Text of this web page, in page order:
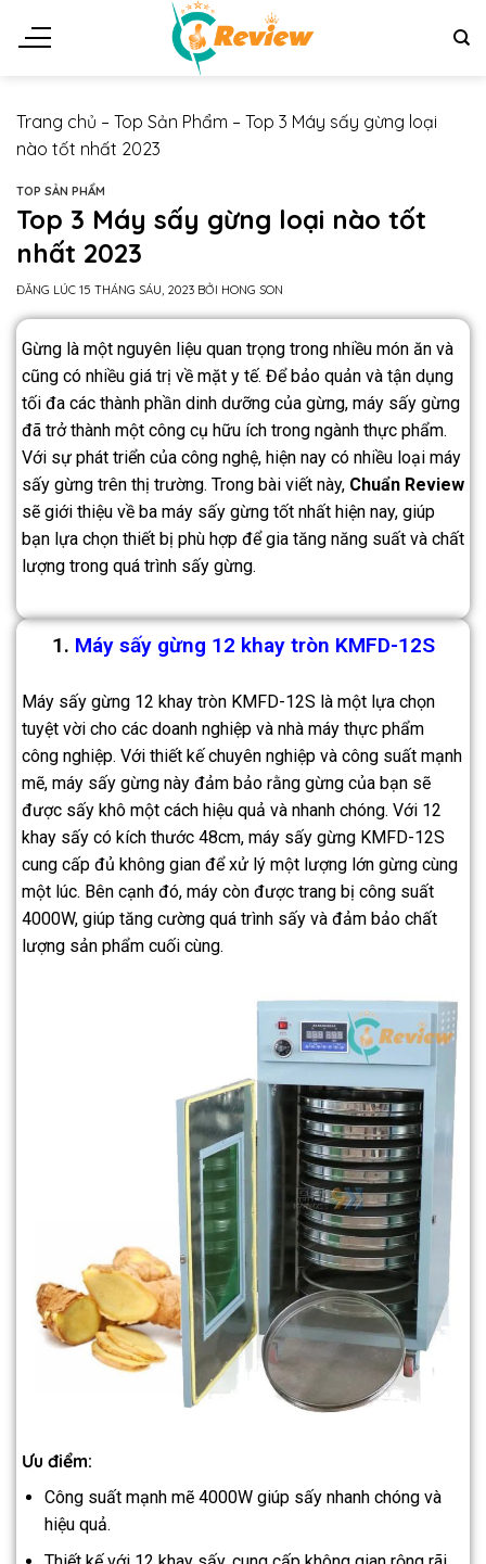
Trang chủ – Top Sản Phẩm – Top 3 Máy sấy gừng loại
nào tốt nhất 2023
TOP SẢN PHẨM
Top 3 Máy sấy gừng loại nào tốt
nhất 2023
ĐĂNG LÚC 15 THÁNG SÁU, 2023 BỞI HONG SON
Gừng là một nguyên liệu quan trọng trong nhiều món ăn và
cũng có nhiều giá trị về mặt y tế. Để bảo quản và tận dụng
tối đa các thành phần dinh dưỡng của gừng, máy sấy gừng
đã trở thành một công cụ hữu ích trong ngành thực phẩm.
Với sự phát triển của công nghệ, hiện nay có nhiều loại máy
sấy gừng trên thị trường. Trong bài viết này, Chuẩn Review
sẽ giới thiệu về ba máy sấy gừng tốt nhất hiện nay, giúp
bạn lựa chọn thiết bị phù hợp để gia tăng năng suất và chất
lượng trong quá trình sấy gừng.
1. Máy sấy gừng 12 khay tròn KMFD-12S
Máy sấy gừng 12 khay tròn KMFD-12S là một lựa chọn
tuyệt vời cho các doanh nghiệp và nhà máy thực phẩm
công nghiệp. Với thiết kế chuyên nghiệp và công suất mạnh
mẽ, máy sấy gừng này đảm bảo rằng gừng của bạn sẽ
được sấy khô một cách hiệu quả và nhanh chóng. Với 12
khay sấy có kích thước 48cm, máy sấy gừng KMFD-12S
cung cấp đủ không gian để xử lý một lượng lớn gừng cùng
một lúc. Bên cạnh đó, máy còn được trang bị công suất
4000W, giúp tăng cường quá trình sấy và đảm bảo chất
lượng sản phẩm cuối cùng.
Ưu điểm:
Công suất mạnh mẽ 4000W giúp sấy nhanh chóng và
hiệu quả.